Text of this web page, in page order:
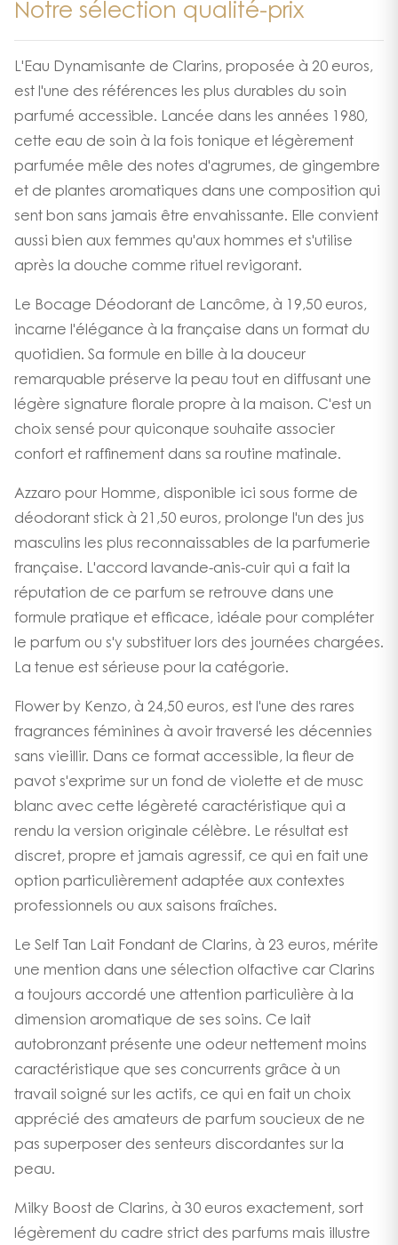
Notre sélection qualité-prix
L'Eau Dynamisante de Clarins, proposée à 20 euros,
est l'une des références les plus durables du soin
parfumé accessible. Lancée dans les années 1980,
cette eau de soin à la fois tonique et légèrement
parfumée mêle des notes d'agrumes, de gingembre
et de plantes aromatiques dans une composition qui
sent bon sans jamais être envahissante. Elle convient
aussi bien aux femmes qu'aux hommes et s'utilise
après la douche comme rituel revigorant.
Le Bocage Déodorant de Lancôme, à 19,50 euros,
incarne l'élégance à la française dans un format du
quotidien. Sa formule en bille à la douceur
remarquable préserve la peau tout en diffusant une
légère signature florale propre à la maison. C'est un
choix sensé pour quiconque souhaite associer
confort et raffinement dans sa routine matinale.
Azzaro pour Homme, disponible ici sous forme de
déodorant stick à 21,50 euros, prolonge l'un des jus
masculins les plus reconnaissables de la parfumerie
française. L'accord lavande-anis-cuir qui a fait la
réputation de ce parfum se retrouve dans une
formule pratique et efficace, idéale pour compléter
le parfum ou s'y substituer lors des journées chargées.
La tenue est sérieuse pour la catégorie.
Flower by Kenzo, à 24,50 euros, est l'une des rares
fragrances féminines à avoir traversé les décennies
sans vieillir. Dans ce format accessible, la fleur de
pavot s'exprime sur un fond de violette et de musc
blanc avec cette légèreté caractéristique qui a
rendu la version originale célèbre. Le résultat est
discret, propre et jamais agressif, ce qui en fait une
option particulièrement adaptée aux contextes
professionnels ou aux saisons fraîches.
Le Self Tan Lait Fondant de Clarins, à 23 euros, mérite
une mention dans une sélection olfactive car Clarins
a toujours accordé une attention particulière à la
dimension aromatique de ses soins. Ce lait
autobronzant présente une odeur nettement moins
caractéristique que ses concurrents grâce à un
travail soigné sur les actifs, ce qui en fait un choix
apprécié des amateurs de parfum soucieux de ne
pas superposer des senteurs discordantes sur la
peau.
Milky Boost de Clarins, à 30 euros exactement, sort
légèrement du cadre strict des parfums mais illustre